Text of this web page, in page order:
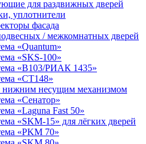
для раздвижных дверей
уплотнители
фасада
/ межкомнатных дверей
«Quantum»
«SKS-100»
«B103/РИАК 1435»
«СТ148»
нижним несущим механизмом
«Сенатор»
«Laguna Fast 50»
«SKM-15» для лёгких дверей
«PKM 70»